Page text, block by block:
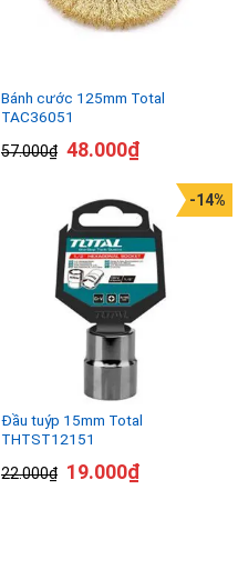
Bánh cước 125mm Total
TAC36051
57.000₫ 48.000₫
Đầu tuýp 15mm Total
THTST12151
22.000₫
-14%
19.000₫